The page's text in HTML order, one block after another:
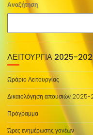
Αναζήτηση
ΛΕΙΤΟΥΡΓΊΑ 2025-
Ωράριο Λειτουργίας
Δικαιολόγηση απουσιών
Πρόγραμμα
Ώρες ενημέρωσης γονέων